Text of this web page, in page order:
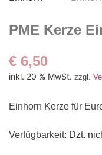
PME Kerze
€ 6,50
inkl. 20 % MwSt. zzgl.
Einhorn Kerze für
Verfügbarkeit: Dzt.